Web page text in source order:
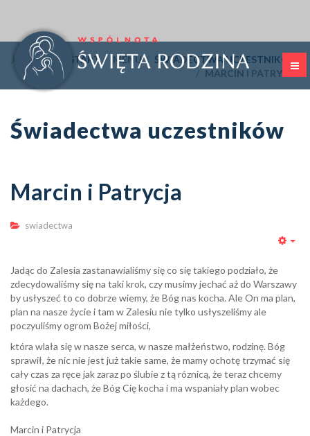
Jesteś tutaj: START MENU
ŚWIADECTWA UCZESTNIKÓW
MARCIN I PATRYCJA
Świadectwa uczestników
Marcin i Patrycja
swiadectwa
Jadąc do Zalesia zastanawialiśmy się co się takiego podziało, że
zdecydowaliśmy się na taki krok, czy musimy jechać aż do Warszawy
by usłyszeć to co dobrze wiemy, że Bóg nas kocha. Ale On ma plan,
plan na nasze życie i tam w Zalesiu nie tylko usłyszeliśmy ale
poczyuliśmy ogrom Bożej miłości,
która wlała się w nasze serca, w nasze małżeństwo, rodzinę. Bóg
sprawił, że nic nie jest już takie same, że mamy ochotę trzymać się
cały czas za ręce jak zaraz po ślubie z tą róznicą, że teraz chcemy
głosić na dachach, że Bóg Cię kocha i ma wspaniały plan wobec
każdego.
Marcin i Patrycja